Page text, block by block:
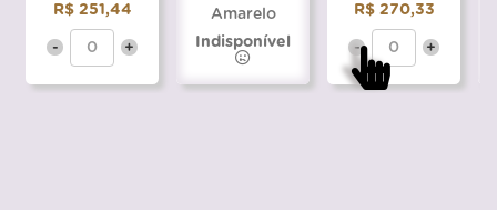
R$ 251,44
- +
Amarelo
Indisponível
R$ 270,33
- +